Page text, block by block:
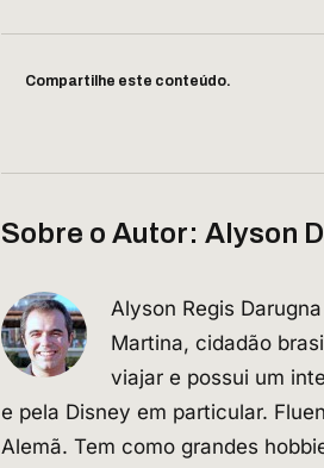
Compartilhe este conteúdo.
Sobre o Autor: Alyson
Alyson Regis
Martina, cidadão
viajar e possui um
e pela Disney em particular.
Alemã. Tem como grandes